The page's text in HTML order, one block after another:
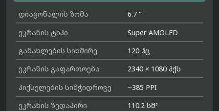
დიაგონალის ზომა
6.7 "
ეკრანის ტიპი
Super AMOLED
განახლების სიხშირე
120 ჰც
ეკრანის გაფართოება
2340 × 1080 პქს
პიქსელების სიმჭიდროვე
~385 PPI
ეკრანის ზედაპირი
110.2 სმ²